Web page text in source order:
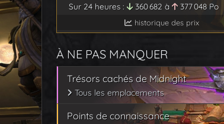
Sur 24 heures :
360 682 à 377 048 Po
historique des prix
À NE PAS MANQUER
Trésors cachés de Midnight
Tous les emplacements
Points de connaissance